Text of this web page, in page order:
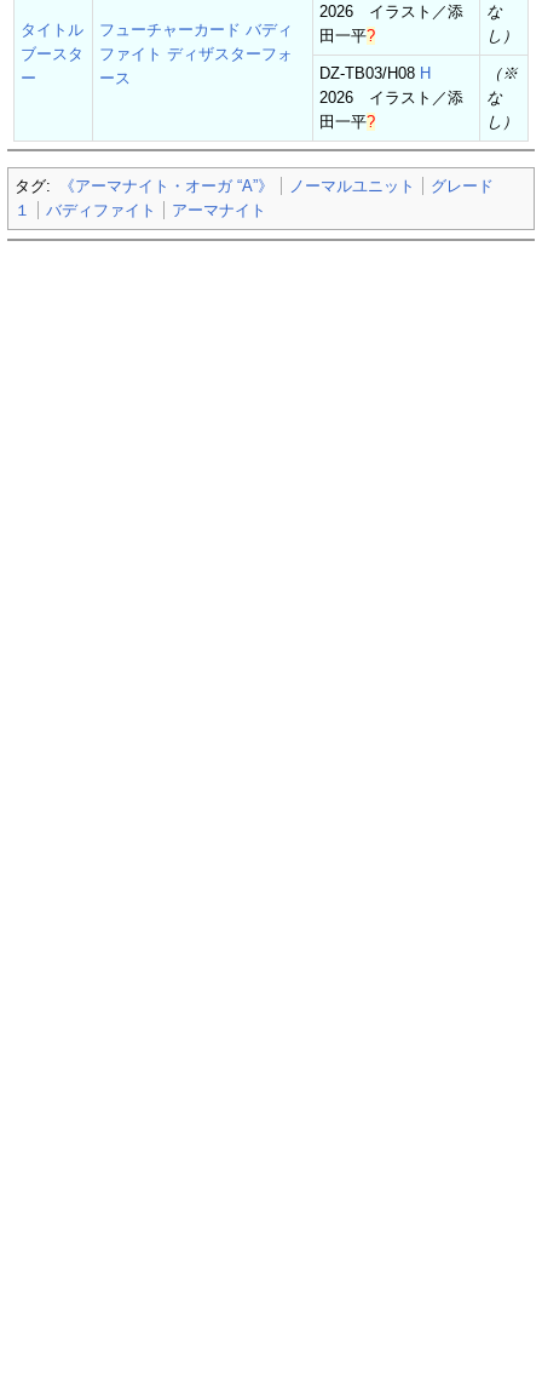
タイトル
ブースタ
ー
フューチャーカード バディ
ファイト ディザスターフォ
ース
2026 イラスト／添
田一平?
な
し）
DZ-TB03/H08 H
2026 イラスト／添
田一平?
（※
な
し）
タグ: 《アーマナイト・オーガ “A”》 ノーマルユニット
グレード
１
バディファイト アーマナイト